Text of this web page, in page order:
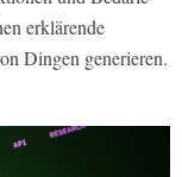
erklärende
Dingen generieren.